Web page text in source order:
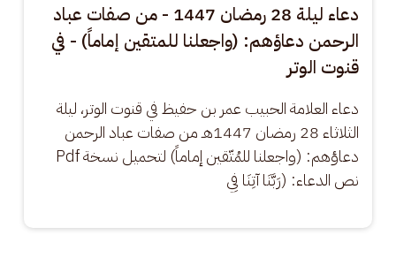
دعاء ليلة 28 رمضان 1447 - من صفات عباد
الرحمن دعاؤهم: (واجعلنا للمتقين إماماً) - في
قنوت الوتر
دعاء العلامة الحبيب عمر بن حفيظ في قنوت الوتر، ليلة
الثلاثاء 28 رمضان 1447هـ من صفات عباد الرحمن
نص الدعاء: ​(رَبَّنَا آتِنَا فِي